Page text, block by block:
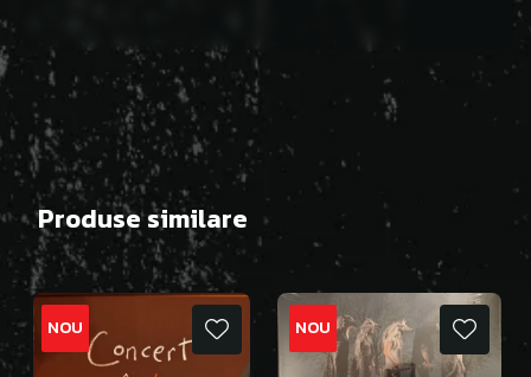
Produse similare
NOU NOU